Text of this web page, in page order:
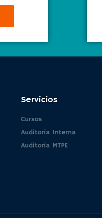
Servicios
Cursos
Auditoria Interna
Auditoria MTPE